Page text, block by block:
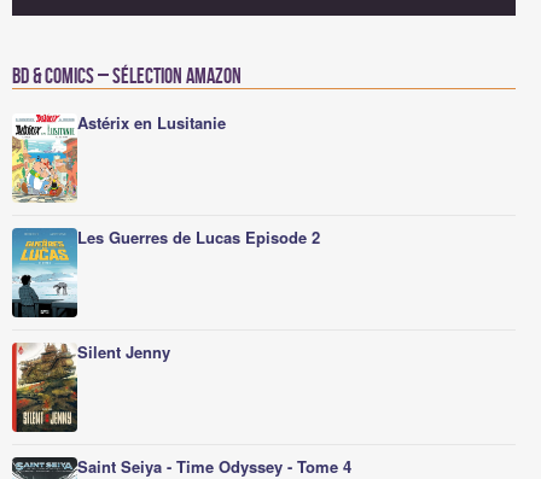
BD & Comics – Sélection Amazon
Astérix en Lusitanie
Les Guerres de Lucas Episode 2
Silent Jenny
Saint Seiya - Time Odyssey - Tome 4